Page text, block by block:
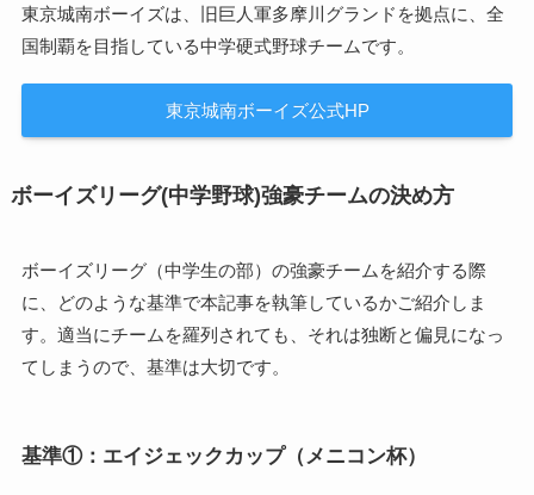
東京城南ボーイズは、旧巨人軍多摩川グランドを拠点に、全
国制覇を目指している中学硬式野球チームです。
東京城南ボーイズ公式HP
ボーイズリーグ(中学野球)強豪チームの決め方
ボーイズリーグ（中学生の部）の強豪チームを紹介する際
に、どのような基準で本記事を執筆しているかご紹介しま
す。適当にチームを羅列されても、それは独断と偏見になっ
てしまうので、基準は大切です。
基準①：エイジェックカップ（メニコン杯）